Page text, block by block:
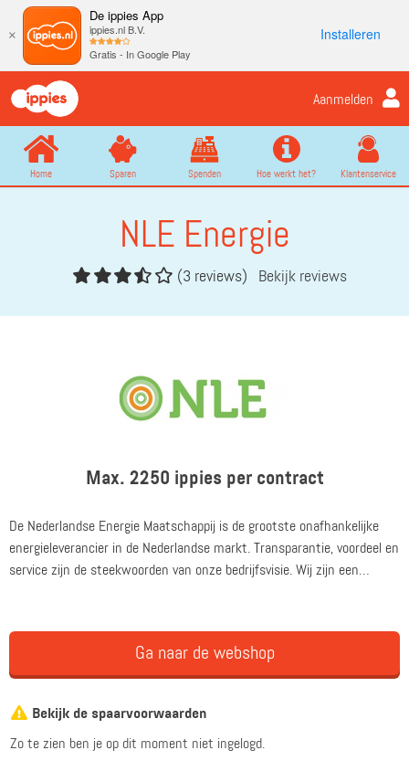
×
De ippies App
ippies.nl B.V.
Gratis - In Google Play
Installeren
Aanmelden
Home Sparen Spenden Hoe werkt het? Klantenservice
NLE Energie
(3 reviews) Bekijk reviews
Max. 2250 ippies per contract
De Nederlandse Energie Maatschappij is de grootste onafhankelijke
energieleverancier in de Nederlandse markt. Transparantie, voordeel en
service zijn de steekwoorden van onze bedrijfsvisie. Wij zijn een
Nederlandse Energie Maatschappij biedt namelijk veel voordelen,
waaronder een geheel verzorgde overstapservice.
Ga naar de webshop
Bekijk de spaarvoorwaarden
Zo te zien ben je op dit moment niet ingelogd.